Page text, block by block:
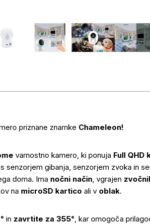
priznane znamke Chameleon!
varnostno kamero, ki ponuja Full QHD
senzorjem gibanja, senzorjem zvoka in
doma. Ima nočni način, vgrajen
na microSD kartico ali v oblak.
in zavrtite za 355°, kar omogoča